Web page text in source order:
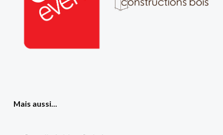
Mais aussi...